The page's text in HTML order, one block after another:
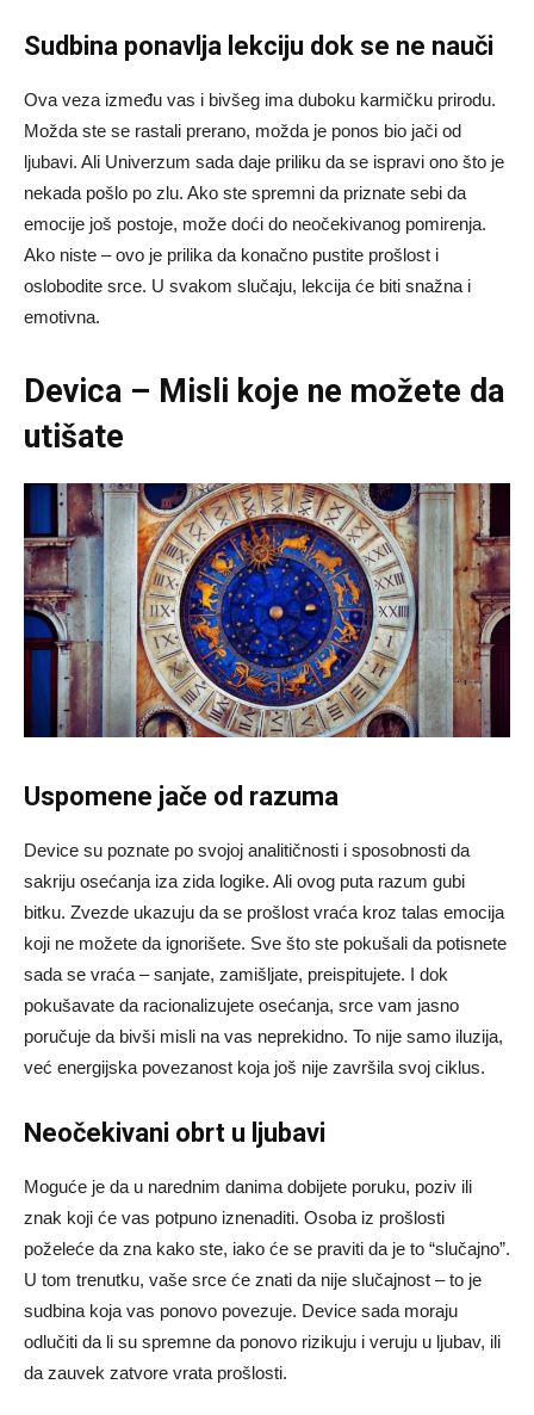
Sudbina ponavlja lekciju dok se ne nauči
Ova veza između vas i bivšeg ima duboku karmičku prirodu.
Možda ste se rastali prerano, možda je ponos bio jači od
ljubavi. Ali Univerzum sada daje priliku da se ispravi ono što je
nekada pošlo po zlu. Ako ste spremni da priznate sebi da
emocije još postoje, može doći do neočekivanog pomirenja.
Ako niste – ovo je prilika da konačno pustite prošlost i
oslobodite srce. U svakom slučaju, lekcija će biti snažna i
emotivna.
Devica – Misli koje ne možete da
utišate
Uspomene jače od razuma
Device su poznate po svojoj analitičnosti i sposobnosti da
sakriju osećanja iza zida logike. Ali ovog puta razum gubi
bitku. Zvezde ukazuju da se prošlost vraća kroz talas emocija
koji ne možete da ignorišete. Sve što ste pokušali da potisnete
sada se vraća – sanjate, zamišljate, preispitujete. I dok
pokušavate da racionalizujete osećanja, srce vam jasno
poručuje da bivši misli na vas neprekidno. To nije samo iluzija,
već energijska povezanost koja još nije završila svoj ciklus.
Neočekivani obrt u ljubavi
Moguće je da u narednim danima dobijete poruku, poziv ili
znak koji će vas potpuno iznenaditi. Osoba iz prošlosti
poželeće da zna kako ste, iako će se praviti da je to “slučajno”.
U tom trenutku, vaše srce će znati da nije slučajnost – to je
sudbina koja vas ponovo povezuje. Device sada moraju
odlučiti da li su spremne da ponovo rizikuju i veruju u ljubav, ili
da zauvek zatvore vrata prošlosti.